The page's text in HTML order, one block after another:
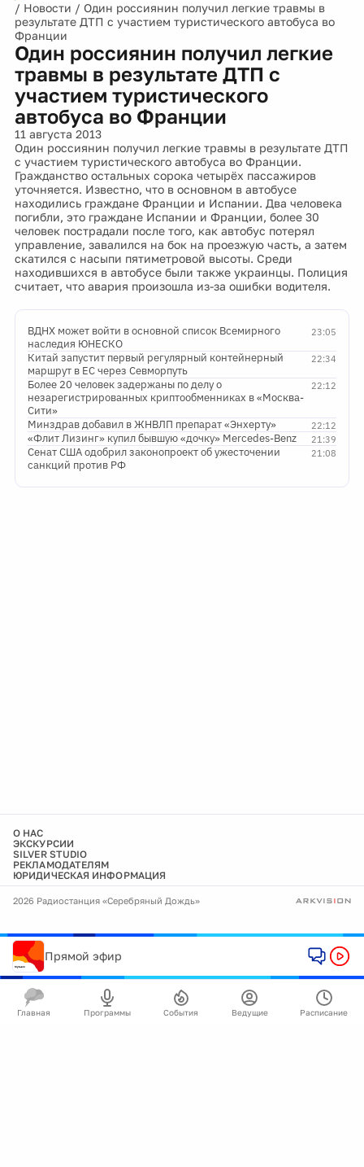
/ Новости / Один россиянин получил легкие травмы в
результате ДТП с участием туристического автобуса во
Франции
Один россиянин получил легкие
травмы в результате ДТП с
участием туристического
автобуса во Франции
11 августа 2013
Один россиянин получил легкие травмы в результате ДТП
с участием туристического автобуса во Франции.
Гражданство остальных сорока четырёх пассажиров
уточняется. Известно, что в основном в автобусе
находились граждане Франции и Испании. Два человека
погибли, это граждане Испании и Франции, более 30
человек пострадали после того, как автобус потерял
управление, завалился на бок на проезжую часть, а затем
скатился с насыпи пятиметровой высоты. Среди
находившихся в автобусе были также украинцы. Полиция
считает, что авария произошла из-за ошибки водителя.
23:05
ВДНХ может войти в основной список Всемирного
наследия ЮНЕСКО
22:34
Китай запустит первый регулярный контейнерный
маршрут в ЕС через Севморпуть
22:12
Более 20 человек задержаны по делу о
незарегистрированных криптообменниках в «Москва-
Сити»
22:12
Минздрав добавил в ЖНВЛП препарат «Энхерту»
21:39
«Флит Лизинг» купил бывшую «дочку» Mercedes-Benz
21:08
Сенат США одобрил законопроект об ужесточении
санкций против РФ
О НАС
ЭКСКУРСИИ
SILVER STUDIO
РЕКЛАМОДАТЕЛЯМ
ЮРИДИЧЕСКАЯ ИНФОРМАЦИЯ
2026 Радиостанция «Серебряный Дождь»
Прямой эфир
Главная Программы События Ведущие Расписание